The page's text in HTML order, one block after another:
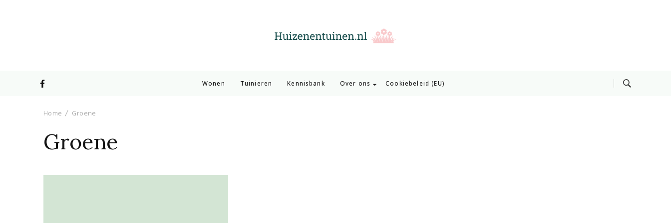
Wonen Tuinieren Kennisbank Over ons Cookiebeleid (EU)
Home Groene
Groene